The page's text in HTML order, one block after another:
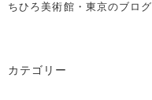
ちひろ美術館・東京のブログ
カテゴリー